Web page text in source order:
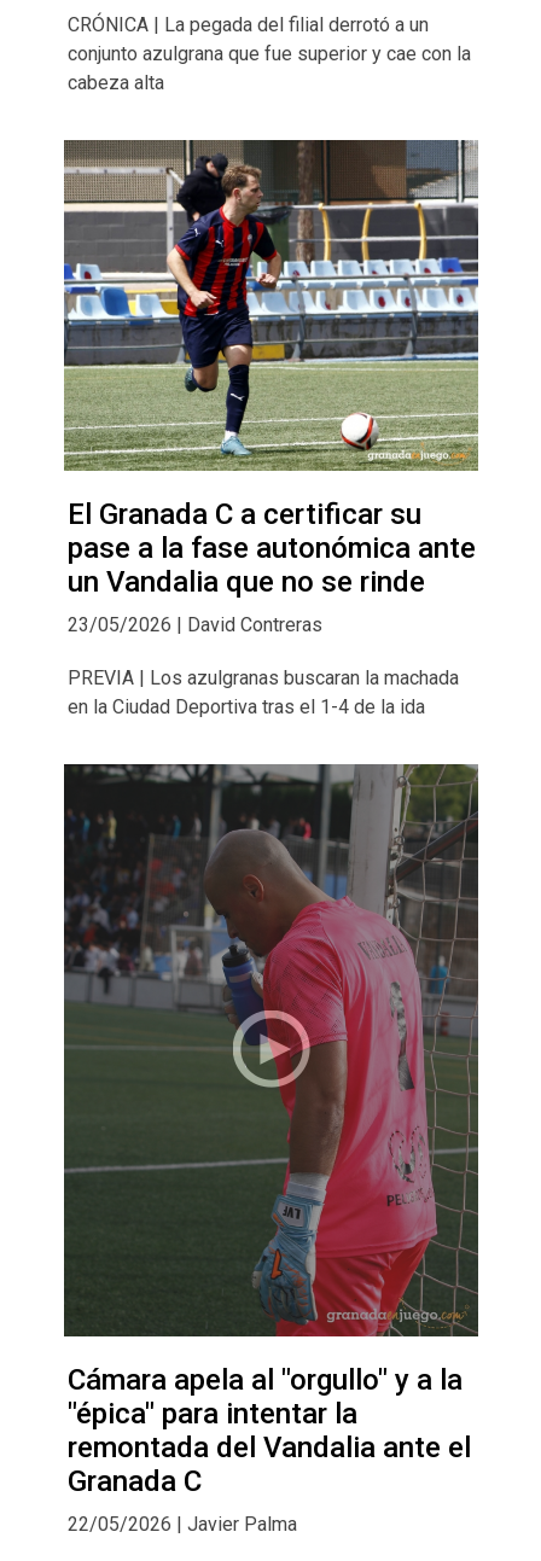
CRÓNICA | La pegada del filial derrotó a un
conjunto azulgrana que fue superior y cae con la
cabeza alta
El Granada C a certificar su
pase a la fase autonómica ante
un Vandalia que no se rinde
23/05/2026 | David Contreras
PREVIA | Los azulgranas buscaran la machada
en la Ciudad Deportiva tras el 1-4 de la ida
Cámara apela al "orgullo" y a la
"épica" para intentar la
remontada del Vandalia ante el
Granada C
22/05/2026 | Javier Palma